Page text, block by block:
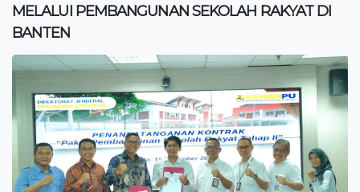
MELALUI PEMBANGUNAN SEKOLAH RAKYAT DI
BANTEN